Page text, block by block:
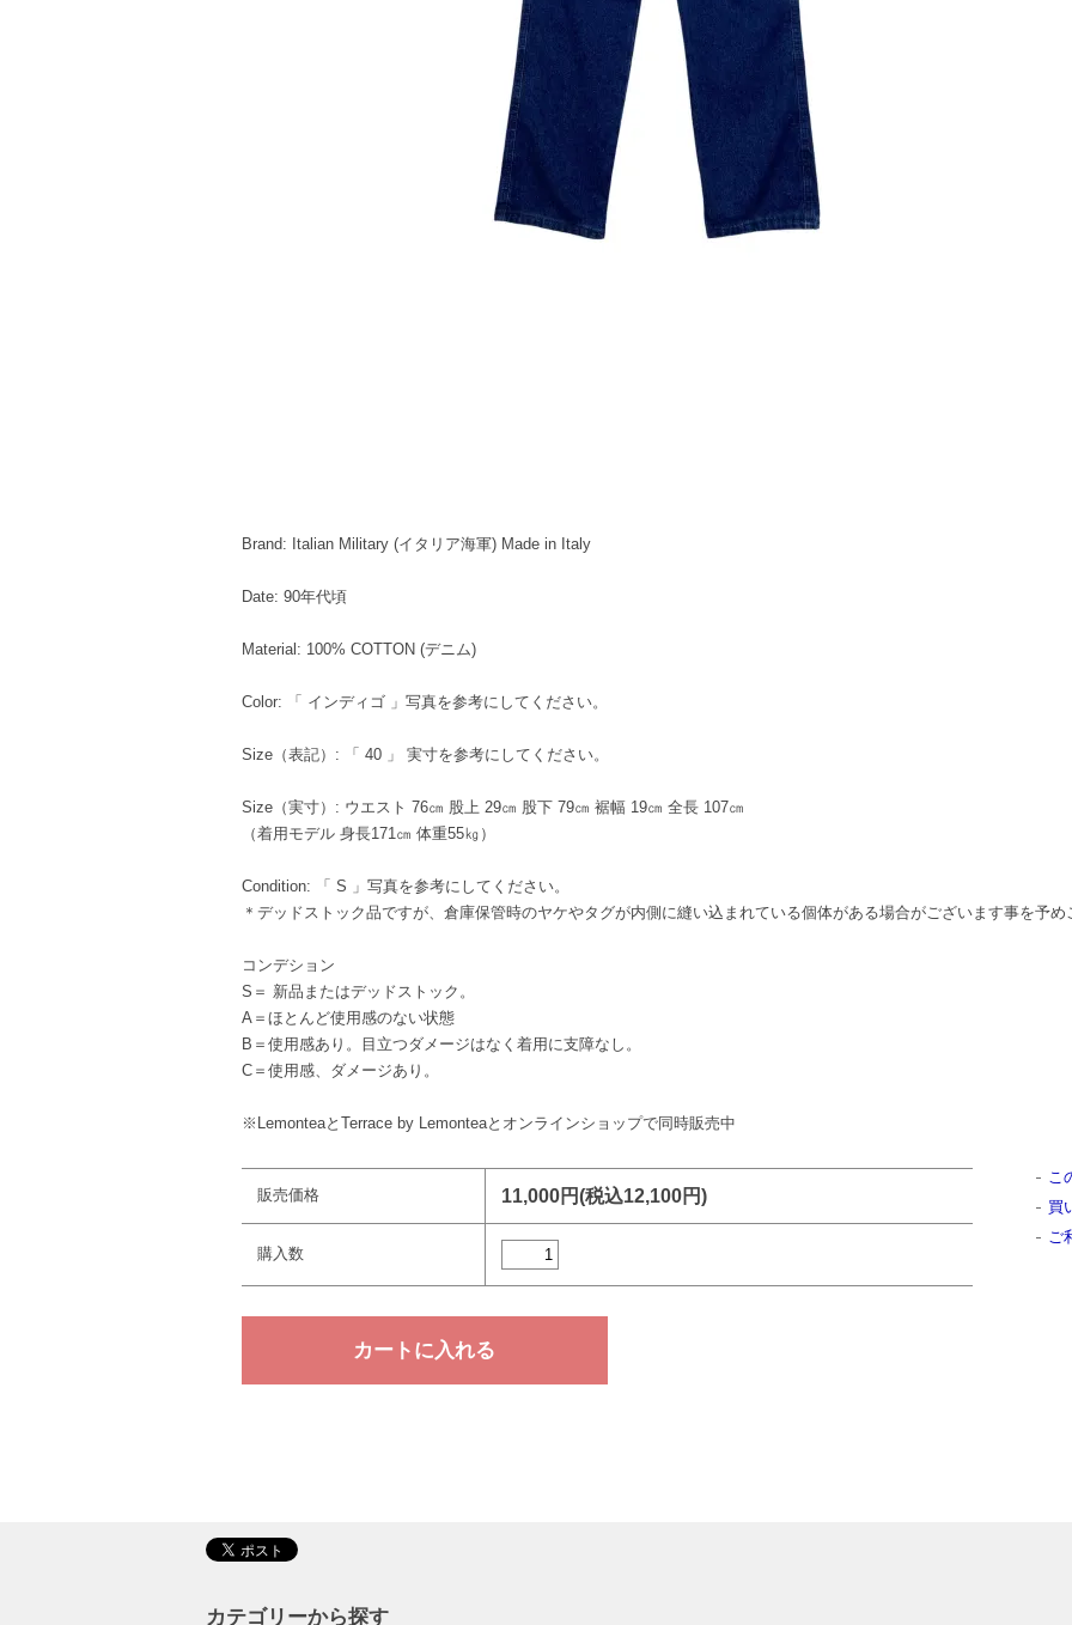
Brand: Italian Military (イタリア海軍) Made in Italy
Date: 90年代頃
Material: 100% COTTON (デニム)
Color: 「 インディゴ 」写真を参考にしてください。
Size（表記）: 「 40 」 実寸を参考にしてください。
Size（実寸）: ウエスト 76㎝ 股上 29㎝ 股下 79㎝ 裾幅 19㎝ 全長 107㎝
（着用モデル 身長171㎝ 体重55㎏）
Condition: 「 S 」写真を参考にしてください。
＊デッドストック品ですが、倉庫保管時のヤケやタグが内側に縫い込まれている個体がある場合がございます事を予め
コンデション
S＝ 新品またはデッドストック。
A＝ほとんど使用感のない状態
B＝使用感あり。目立つダメージはなく着用に支障なし。
C＝使用感、ダメージあり。
※LemonteaとTerrace by Lemonteaとオンラインショップで同時販売中
販売価格 11,000円(税込12,100円)
購入数
こ
買
ご
カテゴリーから探す